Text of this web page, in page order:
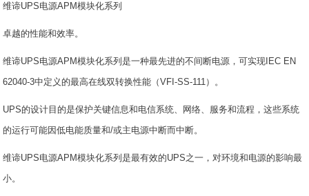
维谛UPS电源APM模块化系列
卓越的性能和效率。
维谛UPS电源APM模块化系列是一种最先进的不间断电源，可实现IEC EN
62040-3中定义的最高在线双转换性能（VFI-SS-111）。
UPS的设计目的是保护关键信息和电信系统、网络、服务和流程，这些系统
的运行可能因低电能质量和/或主电源中断而中断。
维谛UPS电源APM模块化系列是最有效的UPS之一，对环境和电源的影响最
小。